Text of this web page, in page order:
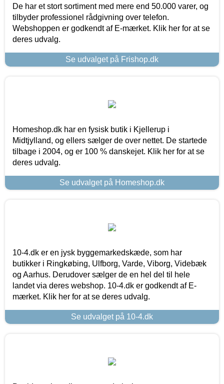
De har et stort sortiment med mere end 50.000 varer, og
tilbyder professionel rådgivning over telefon.
Webshoppen er godkendt af E-mærket. Klik her for at se
deres udvalg.
Se udvalget på Frishop.dk
Homeshop.dk har en fysisk butik i Kjellerup i
Midtjylland, og ellers sælger de over nettet. De startede
tilbage i 2004, og er 100 % danskejet. Klik her for at se
deres udvalg.
Se udvalget på Homeshop.dk
10-4.dk er en jysk byggemarkedskæde, som har
butikker i Ringkøbing, Ulfborg, Varde, Viborg, Videbæk
og Aarhus. Derudover sælger de en hel del til hele
landet via deres webshop. 10-4.dk er godkendt af E-
mærket. Klik her for at se deres udvalg.
Se udvalget på 10-4.dk